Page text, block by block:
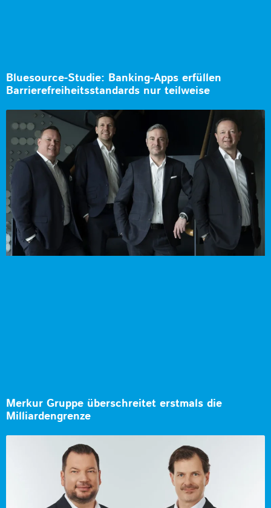
Bluesource-Studie: Banking-Apps erfüllen
Barrierefreiheitsstandards nur teilweise
Merkur Gruppe überschreitet erstmals die
Milliardengrenze